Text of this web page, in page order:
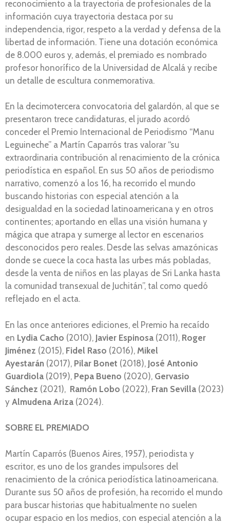
reconocimiento a la trayectoria de profesionales de la
información cuya trayectoria destaca por su
independencia, rigor, respeto a la verdad y defensa de la
libertad de información. Tiene una dotación económica
de 8.000 euros y, además, el premiado es nombrado
profesor honorífico de la Universidad de Alcalá y recibe
un detalle de escultura conmemorativa.
En la decimotercera convocatoria del galardón, al que se
presentaron trece candidaturas, el jurado acordó
conceder el Premio Internacional de Periodismo “Manu
Leguineche” a Martín Caparrós tras valorar “su
extraordinaria contribución al renacimiento de la crónica
periodística en español. En sus 50 años de periodismo
narrativo, comenzó a los 16, ha recorrido el mundo
buscando historias con especial atención a la
desigualdad en la sociedad latinoamericana y en otros
continentes; aportando en ellas una visión humana y
mágica que atrapa y sumerge al lector en escenarios
desconocidos pero reales. Desde las selvas amazónicas
donde se cuece la coca hasta las urbes más pobladas,
desde la venta de niños en las playas de Sri Lanka hasta
la comunidad transexual de Juchitán”, tal como quedó
reflejado en el acta.
En las once anteriores ediciones, el Premio ha recaído
en Lydia Cacho (2010), Javier Espinosa (2011), Roger
Jiménez (2015), Fidel Raso (2016), Mikel
Ayestarán (2017), Pilar Bonet (2018), José Antonio
Guardiola (2019), Pepa Bueno (2020), Gervasio
Sánchez (2021), Ramón Lobo (2022), Fran Sevilla (2023)
y Almudena Ariza (2024).
SOBRE EL PREMIADO
Martín Caparrós (Buenos Aires, 1957), periodista y
escritor, es uno de los grandes impulsores del
renacimiento de la crónica periodística latinoamericana.
Durante sus 50 años de profesión, ha recorrido el mundo
para buscar historias que habitualmente no suelen
ocupar espacio en los medios, con especial atención a la